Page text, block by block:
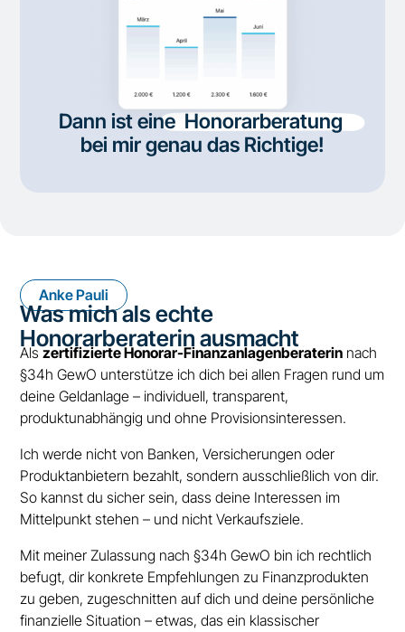
Dann ist eineHonorarberatung
bei mir genau das Richtige!
Anke Pauli
Was mich als echte
Honorarberaterin ausmacht
Alszertifizierte Honorar-Finanzanlagenberaterin nach
§34h GewO unterstütze ich dich bei allen Fragen rund um
deine Geldanlage – individuell, transparent,
produktunabhängig und ohne Provisionsinteressen.
Ich werde nicht von Banken, Versicherungen oder
Produktanbietern bezahlt, sondern ausschließlich von dir.
So kannst du sicher sein, dass deine Interessen im
Mittelpunkt stehen – und nicht Verkaufsziele.
Mit meiner Zulassung nach §34h GewO bin ich rechtlich
befugt, dir konkrete Empfehlungen zu Finanzprodukten
zu geben, zugeschnitten auf dich und deine persönliche
finanzielle Situation – etwas, das ein klassischer